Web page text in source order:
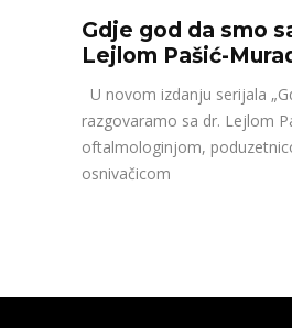
Gdje god da smo
Lejlom Pašić-
U novom izdanju serijala
razgovaramo sa dr. Lejlom
oftalmologinjom,
osnivačicom